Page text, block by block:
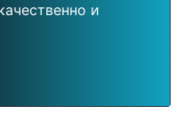
и